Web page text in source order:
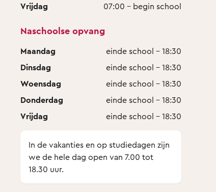
Vrijdag
07:00 - begin school
Naschoolse opvang
Maandag
einde school - 18:30
Dinsdag
einde school - 18:30
Woensdag
einde school - 18:30
Donderdag
einde school - 18:30
Vrijdag
einde school - 18:30
In de vakanties en op studiedagen zijn
we de hele dag open van 7.00 tot
18.30 uur.